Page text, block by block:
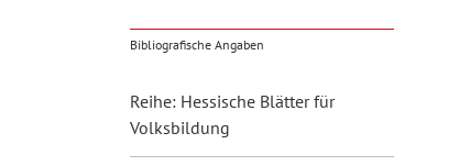
Bibliografische Angaben
Reihe: Hessische Blätter für
Volksbildung